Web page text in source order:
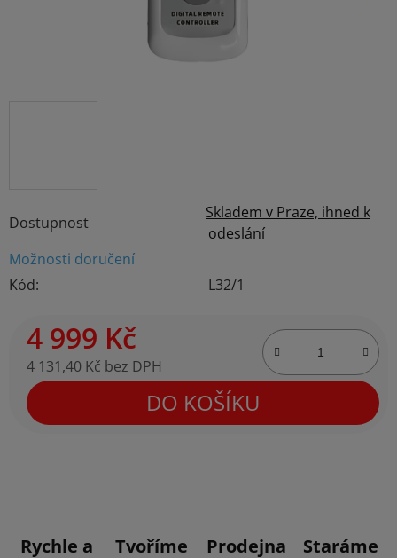
Dostupnost
Skladem v Praze, ihned k
odeslání
Možnosti doručení
Kód:
L32/1
4 999 Kč
4 131,40 Kč bez DPH
Měrná cena:
DO KOŠÍKU
Rychle a
Tvoříme
Prodejna
Staráme